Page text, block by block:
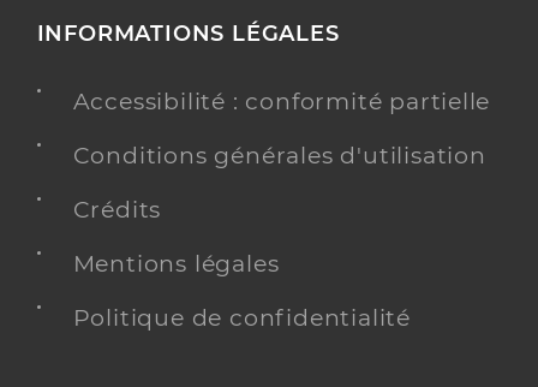
INFORMATIONS LÉGALES
Accessibilité : conformité partielle
Conditions générales d'utilisation
Crédits
Mentions légales
Politique de confidentialité